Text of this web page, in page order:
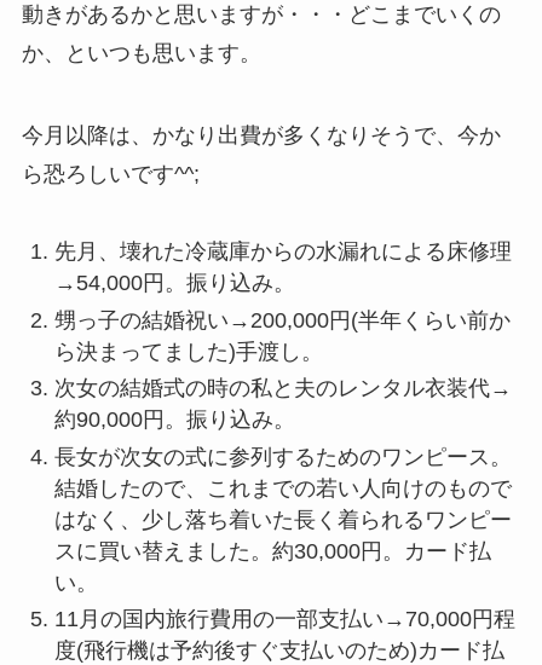
動きがあるかと思いますが・・・どこまでいくの
か、といつも思います。
今月以降は、かなり出費が多くなりそうで、今か
ら恐ろしいです^^;
先月、壊れた冷蔵庫からの水漏れによる床修理
→54,000円。振り込み。
甥っ子の結婚祝い→200,000円(半年くらい前か
ら決まってました)手渡し。
次女の結婚式の時の私と夫のレンタル衣装代→
約90,000円。振り込み。
長女が次女の式に参列するためのワンピース。
結婚したので、これまでの若い人向けのもので
はなく、少し落ち着いた長く着られるワンピー
スに買い替えました。約30,000円。カード払
い。
11月の国内旅行費用の一部支払い→70,000円程
度(飛行機は予約後すぐ支払いのため)カード払